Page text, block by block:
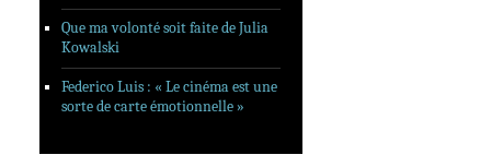
Que ma volonté soit faite de Julia
Kowalski
Federico Luis : « Le cinéma est une
sorte de carte émotionnelle »